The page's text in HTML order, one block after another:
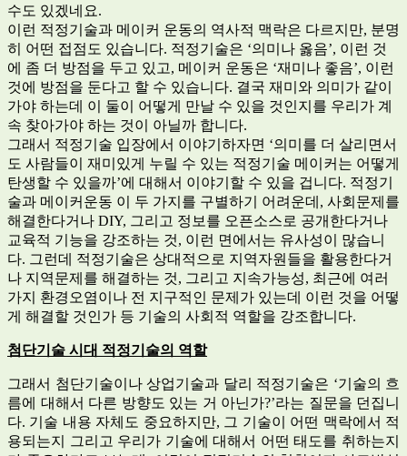
수도 있겠네요.
이런 적정기술과 메이커 운동의 역사적 맥락은 다르지만, 분명
히 어떤 접점도 있습니다. 적정기술은 ‘의미나 옳음’, 이런 것
에 좀 더 방점을 두고 있고, 메이커 운동은 ‘재미나 좋음’, 이런
것에 방점을 둔다고 할 수 있습니다. 결국 재미와 의미가 같이
가야 하는데 이 둘이 어떻게 만날 수 있을 것인지를 우리가 계
속 찾아가야 하는 것이 아닐까 합니다.
그래서 적정기술 입장에서 이야기하자면 ‘의미를 더 살리면서
도 사람들이 재미있게 누릴 수 있는 적정기술 메이커는 어떻게
탄생할 수 있을까’에 대해서 이야기할 수 있을 겁니다. 적정기
술과 메이커운동 이 두 가지를 구별하기 어려운데, 사회문제를
해결한다거나 DIY, 그리고 정보를 오픈소스로 공개한다거나
교육적 기능을 강조하는 것, 이런 면에서는 유사성이 많습니
다. 그런데 적정기술은 상대적으로 지역자원들을 활용한다거
나 지역문제를 해결하는 것, 그리고 지속가능성, 최근에 여러
가지 환경오염이나 전 지구적인 문제가 있는데 이런 것을 어떻
게 해결할 것인가 등 기술의 사회적 역할을 강조합니다.
첨단기술 시대 적정기술의 역할
그래서 첨단기술이나 상업기술과 달리 적정기술은 ‘기술의 흐
름에 대해서 다른 방향도 있는 거 아닌가?’라는 질문을 던집니
다. 기술 내용 자체도 중요하지만, 그 기술이 어떤 맥락에서 적
용되는지 그리고 우리가 기술에 대해서 어떤 태도를 취하는지